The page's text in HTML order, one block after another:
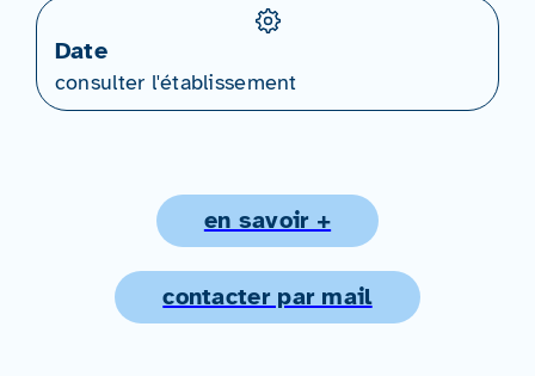
Date
consulter l'établissement
en savoir +
contacter par mail